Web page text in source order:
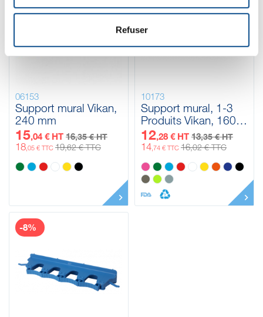
Refuser
06153
Support mural Vikan,
240 mm
15,04 € HT 16,35 € HT
18,05 € TTC 19,62 € TTC
10173
Support mural, 1-3
Produits Vikan, 160
mm
12,28 € HT 13,35 € HT
14,74 € TTC 16,02 € TTC
-8%